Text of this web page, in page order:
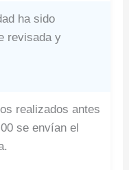
ha sido
revisada y
realizados antes
se envían el